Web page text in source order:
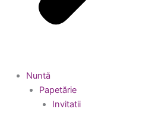
Nuntă
Papetărie
Invitatii